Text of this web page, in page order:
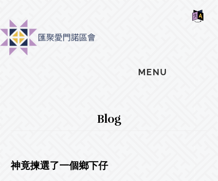
main
content
primary
sidebar
footer
MENU
Blog
神竟揀選了一個鄉下仔